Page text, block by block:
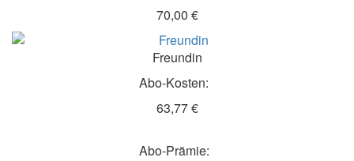
70,00 €
Freundin
Abo-Kosten:
63,77 €
Abo-Prämie: